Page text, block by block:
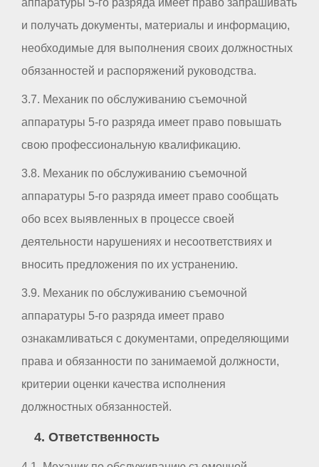
аппаратуры 5-го разряда имеет право запрашивать
и получать документы, материалы и информацию,
необходимые для выполнения своих должностных
обязанностей и распоряжений руководства.
3.7. Механик по обслуживанию съемочной
аппаратуры 5-го разряда имеет право повышать
свою профессиональную квалификацию.
3.8. Механик по обслуживанию съемочной
аппаратуры 5-го разряда имеет право сообщать
обо всех выявленных в процессе своей
деятельности нарушениях и несоответствиях и
вносить предложения по их устранению.
3.9. Механик по обслуживанию съемочной
аппаратуры 5-го разряда имеет право
ознакамливаться с документами, определяющими
права и обязанности по занимаемой должности,
критерии оценки качества исполнения
должностных обязанностей.
4. Ответственность